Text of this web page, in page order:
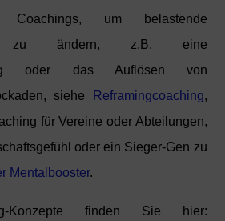
um belastende
zu ändern, z.B. eine
oder das Auflösen von
siehe
Reframingcoaching,
für Vereine oder Abteilungen,
oder ein Sieger-Gen zu
Mentalbooster.
Konzepte finden Sie hier: